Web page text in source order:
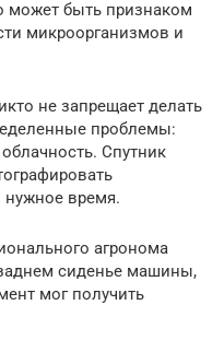
может быть признаком
микроорганизмов и
не запрещает делать
проблемы:
Спутник
время.
агронома
сиденье машины,
мог получить